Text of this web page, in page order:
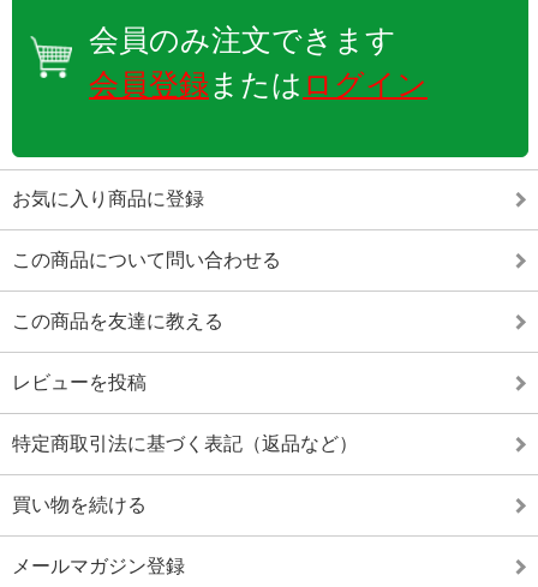
会員のみ注文できます
会員登録または ログイン
お気に入り商品に登録
この商品について問い合わせる
この商品を友達に教える
レビューを投稿
特定商取引法に基づく表記（返品など）
買い物を続ける
メールマガジン登録